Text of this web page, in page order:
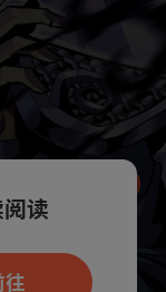
新用
读
往